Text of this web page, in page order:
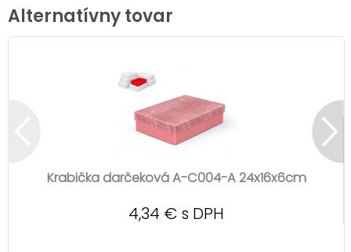
Alternatívny tovar
Krabička darčeková A-C004-A 24x16x6cm
4,34 € s DPH